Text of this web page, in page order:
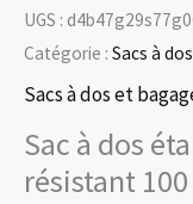
UGS :
Catégorie : Sacs à
Sacs à dos et
Sac à dos
résistant 100